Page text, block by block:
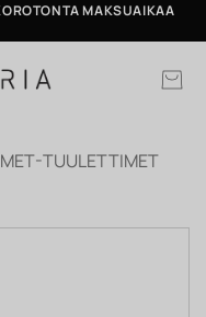
MAKSUAIKAA
TUULETTIMET